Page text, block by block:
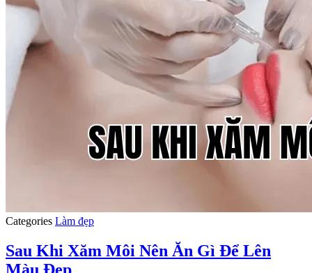
Categories Làm đẹp
Sau Khi Xăm Môi Nên Ăn Gì Để Lên
Màu Đẹp